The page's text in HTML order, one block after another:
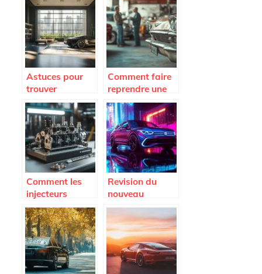
frigo d’occasion
rapidement
pour dénicher
les meilleures
offres à Abidjan
Astuces pour
trouver
facilement un
appartement
avec garage
pour votre
voiture
Comment faire
reprendre une
voiture de plus
de 10 ans ? De
la casse à la
nouvelle vie des
véhicules
Comment les
injecteurs
reconditionnés
améliorent la
performance
moteur tout en
réduisant les
coûts?
Revision du
nouveau
Volkswagen
Tiguan : Tout ce
qu’il faut savoir